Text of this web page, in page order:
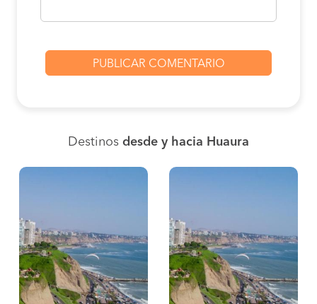
Destinos desde y hacia Huaura